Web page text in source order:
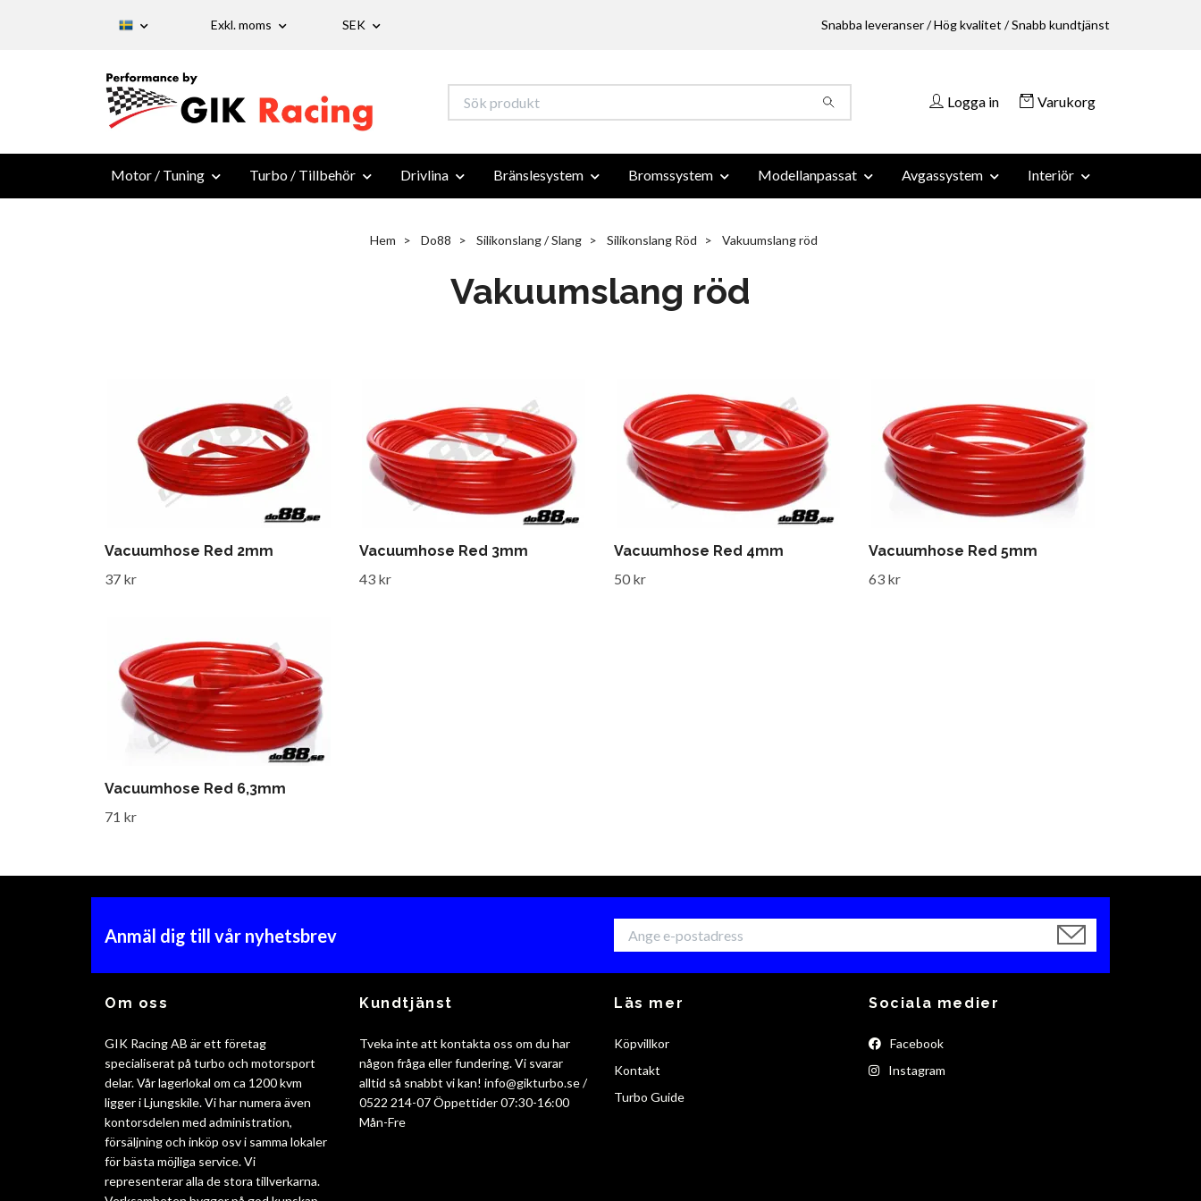
Exkl. moms SEK Snabba leveranser / Hög kvalitet / Snabb kundtjänst
Logga in Varukorg
Motor / Tuning Turbo / Tillbehör Drivlina Bränslesystem Bromssystem Modellanpassat Avgassystem Interiör
Hem Do88 Silikonslang / Slang Silikonslang Röd Vakuumslang röd
Vakuumslang röd
Vacuumhose Red 2mm
37 kr
Vacuumhose Red 3mm
43 kr
Vacuumhose Red 4mm
50 kr
Vacuumhose Red 5mm
63 kr
Vacuumhose Red 6,3mm
71 kr
Anmäl dig till vår nyhetsbrev
Om oss
GIK Racing AB är ett företag
specialiserat på turbo och motorsport
delar. Vår lagerlokal om ca 1200 kvm
ligger i Ljungskile. Vi har numera även
kontorsdelen med administration,
försäljning och inköp osv i samma lokaler
för bästa möjliga service. Vi
representerar alla de stora tillverkarna.
Kundtjänst
Tveka inte att kontakta oss om du har
någon fråga eller fundering. Vi svarar
alltid så snabbt vi kan! info@gikturbo.se/
0522 214-07 Öppettider 07:30-16:00
Mån-Fre
Läs mer
Köpvillkor
Kontakt
Turbo Guide
Sociala medier
Facebook
Instagram